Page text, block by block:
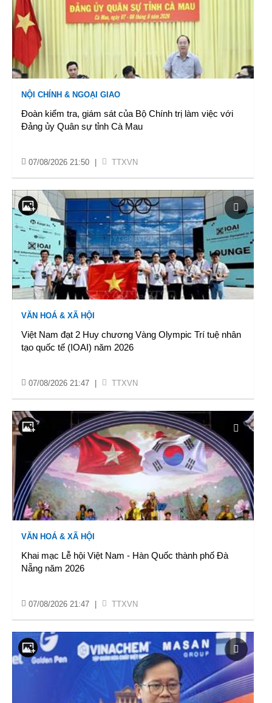
NỘI CHÍNH & NGOẠI GIAO
Đoàn kiểm tra, giám sát của Bộ Chính trị làm việc với
Đảng ủy Quân sự tỉnh Cà Mau
07/08/2026 21:50 TTXVN
VĂN HOÁ & XÃ HỘI
Việt Nam đạt 2 Huy chương Vàng Olympic Trí tuệ nhân
tạo quốc tế (IOAI) năm 2026
07/08/2026 21:47 TTXVN
VĂN HOÁ & XÃ HỘI
Khai mạc Lễ hội Việt Nam - Hàn Quốc thành phố Đà
Nẵng năm 2026
07/08/2026 21:47 TTXVN